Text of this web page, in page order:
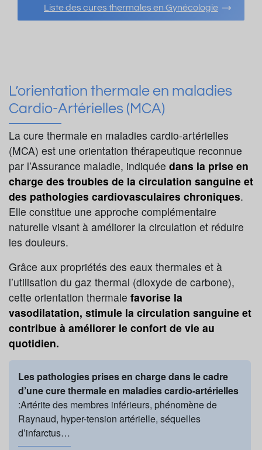
Liste des cures thermales en Gynécologie
L’orientation thermale en maladies
Cardio-Artérielles (MCA)
La cure thermale en maladies cardio-artérielles
(MCA) est une orientation thérapeutique reconnue
par l’Assurance maladie, indiquée dans la prise en
charge des troubles de la circulation sanguine et
des pathologies cardiovasculaires chroniques.
Elle constitue une approche complémentaire
naturelle visant à améliorer la circulation et réduire
les douleurs.
Grâce aux propriétés des eaux thermales et à
l’utilisation du gaz thermal (dioxyde de carbone),
cette orientation thermale favorise la
vasodilatation, stimule la circulation sanguine et
contribue à améliorer le confort de vie au
quotidien.
Les pathologies prises en charge dans le cadre
d’une cure thermale en maladies cardio-artérielles
:Artérite des membres inférieurs, phénomène de
Raynaud, hyper-tension artérielle, séquelles
d’infarctus…